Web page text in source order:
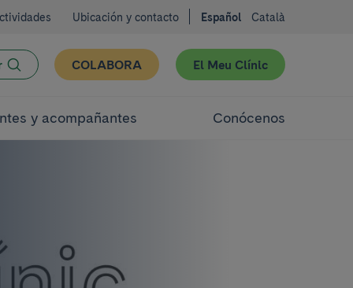
Ubicación y contacto Español Català
COLABORA El Meu Clínic
y acompañantes Conócenos